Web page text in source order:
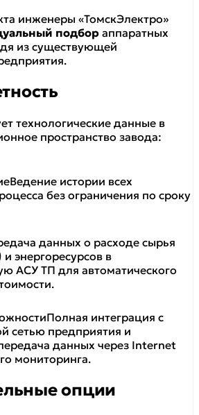
инженеры «ТомскЭлектро»
подбор аппаратных
из существующей
технологические данные в
пространство завода:
Ведение истории всех
без ограничения по сроку
данных о расходе сырья
и энергоресурсов в
АСУ ТП для автоматического
Полная интеграция с
сетью предприятия и
данных через Internet
мониторинга.
опции